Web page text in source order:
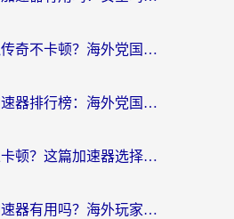
德国怎么玩地鼠传奇不卡顿？海外党国服游戏加速全攻略（含战双EVE实用指南）
超越时空的猫加速器排行榜：海外党国服游戏不卡顿的终极选择指南
英国玩枪神纪总卡顿？这篇加速器选择指南帮你告别延迟（附实测推荐）
最强蜗牛迅游加速器有用吗？海外玩家国服游戏加速避坑指南（附德国玩忍者必须死3流星蝴蝶剑解决办法）